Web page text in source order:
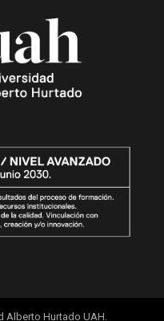
Alberto Hurtado UAH.